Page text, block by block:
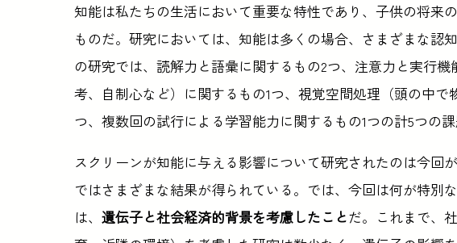
知能は私たちの生活において重要な特性であり、子供の将来
ものだ。研究においては、知能は多くの場合、さまざまな認
の研究では、読解力と語彙に関するもの2つ、注意力と実行
考、自制心など）に関するもの1つ、視覚空間処理（頭の中で
つ、複数回の試行による学習能力に関するもの1つの計5つの
スクリーンが知能に与える影響について研究されたのは今回
ではさまざまな結果が得られている。では、今回は何が特別
は、 遺伝子と社会経済的背景を考慮したことだ。これまで、